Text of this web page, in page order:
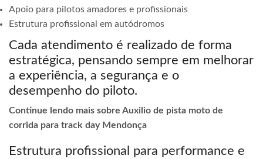
Apoio para pilotos amadores e profissionais
Estrutura profissional em autódromos
Cada atendimento é realizado de forma
estratégica, pensando sempre em melhorar
a experiência, a segurança e o
desempenho do piloto.
Continue lendo mais sobre Auxilio de pista moto de
corrida para track day Mendonça
Estrutura profissional para performance e